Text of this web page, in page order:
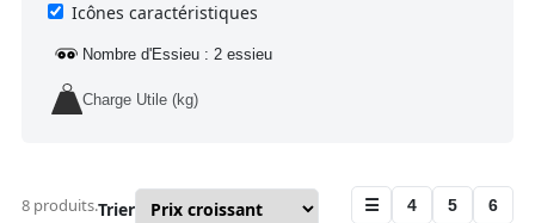
Icônes caractéristiques
Nombre d'Essieu : 2 essieu
Charge Utile (kg)
8 produits.Trier ☰ 4 5 6